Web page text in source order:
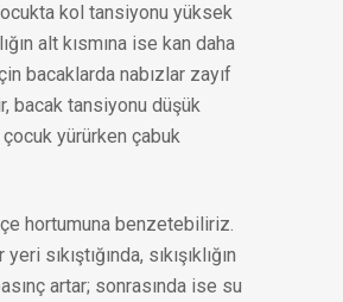
kol tansiyonu yüksek
alt kısmına ise kan daha
bacaklarda nabızlar zayıf
bacak tansiyonu düşük
yürürken çabuk
hortumuna benzetebiliriz.
sıkıştığında, sıkışıklığın
artar; sonrasında ise su